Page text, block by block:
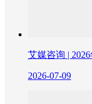
艾媒咨询 |
2026-07-09